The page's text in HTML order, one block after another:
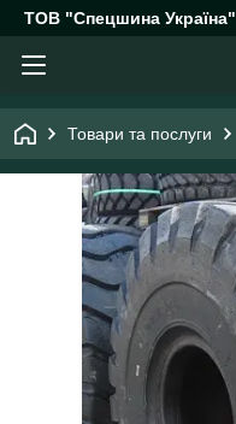
ТОВ "Спецшина Україна"
Товари та послуги